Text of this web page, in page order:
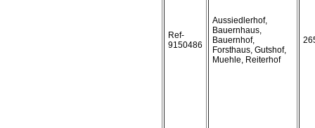
Ref-
9150486
Aussiedlerhof,
Bauernhaus,
Bauernhof,
Forsthaus, Gutshof,
Muehle, Reiterhof